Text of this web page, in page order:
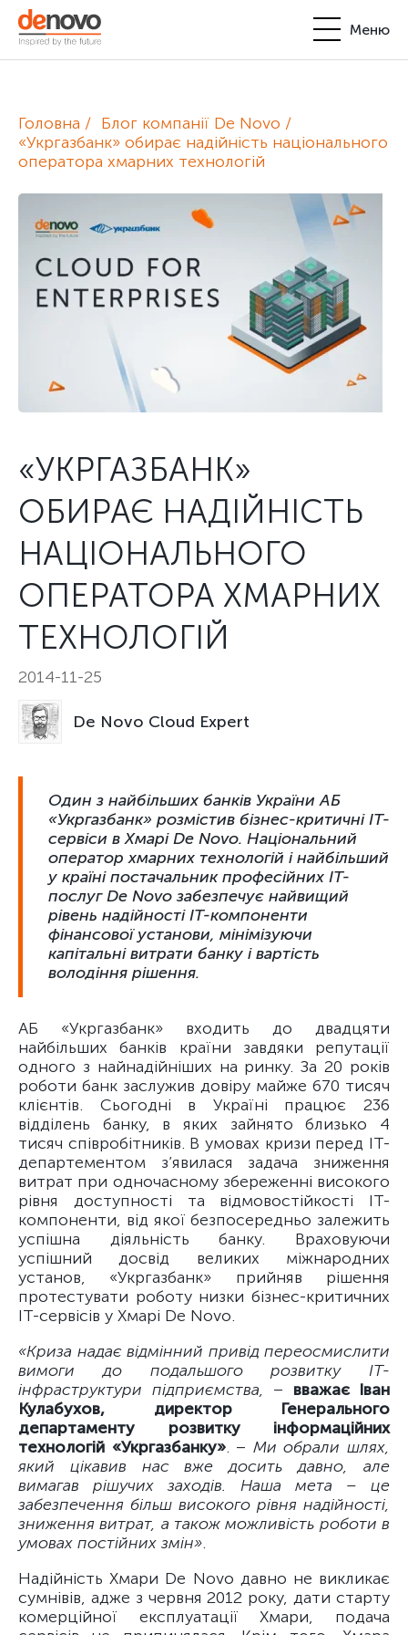
Меню
De Novo
Блог
Контакти
+380-44-200-93-39
Головна
Блог компанії De Novo
«Укргазбанк» обирає надійність національного
оператора хмарних технологій
«УКРГАЗБАНК»
ОБИРАЄ НАДІЙНІСТЬ
НАЦІОНАЛЬНОГО
ОПЕРАТОРА ХМАРНИХ
ТЕХНОЛОГІЙ
2014-11-25
De Novo Cloud Expert
Один з найбільших банків України АБ
«Укргазбанк» розмістив бізнес-критичні ІТ-
сервіси в Хмарі De Novo. Національний
оператор хмарних технологій і найбільший
у країні постачальник професійних ІТ-
послуг De Novo забезпечує найвищий
рівень надійності ІТ-компоненти
фінансової установи, мінімізуючи
капітальні витрати банку і вартість
володіння рішення.
АБ «Укргазбанк» входить до двадцяти
найбільших банків країни завдяки репутації
одного з найнадійніших на ринку. За 20 років
роботи банк заслужив довіру майже 670 тисяч
клієнтів. Сьогодні в Україні працює 236
відділень банку, в яких зайнято близько 4
тисяч співробітників. В умовах кризи перед ІТ-
департементом з’явилася задача зниження
витрат при одночасному збереженні високого
рівня доступності та відмовостійкості ІТ-
компоненти, від якої безпосередньо залежить
успішна діяльність банку. Враховуючи
успішний досвід великих міжнародних
установ, «Укргазбанк» прийняв рішення
протестувати роботу низки бізнес-критичних
ІТ-сервісів у Хмарі De Novo.
«Криза надає відмінний привід переосмислити
вимоги до подальшого розвитку ІТ-
інфраструктури підприємства, – вважає Іван
Кулабухов, директор Генерального
департаменту розвитку інформаційних
технологій «Укргазбанку». – Ми обрали шлях,
який цікавив нас вже досить давно, але
вимагав рішучих заходів. Наша мета – це
забезпечення більш високого рівня надійності,
зниження витрат, а також можливість роботи в
умовах постійних змін».
Надійність Хмари De Novo давно не викликає
сумнівів, адже з червня 2012 року, дати старту
комерційної експлуатації Хмари, подача